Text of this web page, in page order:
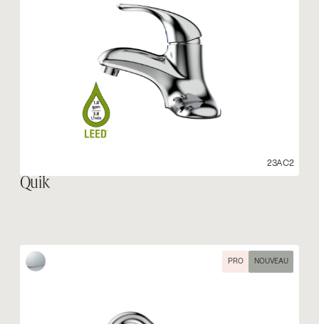
23AC2
Quik
PRO NOUVEAU